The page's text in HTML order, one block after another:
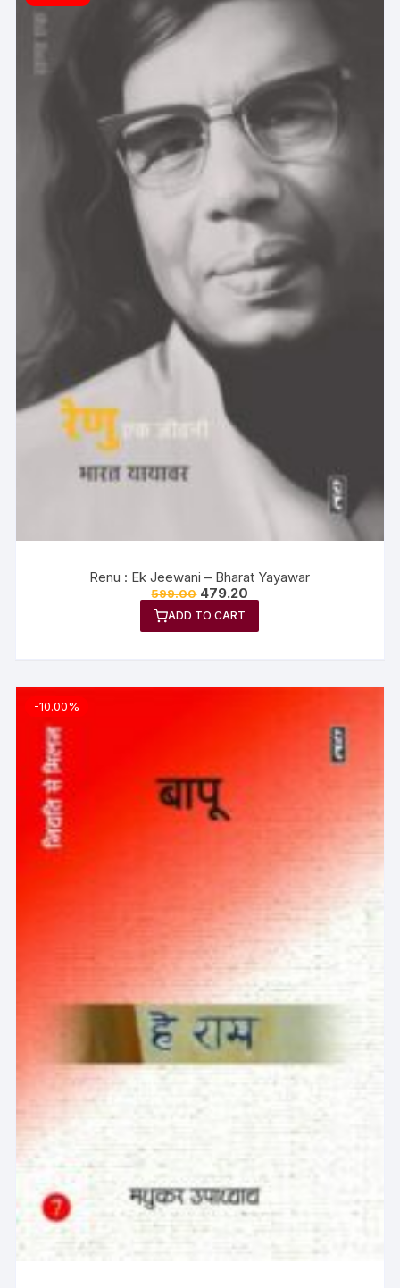
Renu : Ek Jeewani – Bharat Yayawar
599.00 479.20
ADD TO CART
-10.00%